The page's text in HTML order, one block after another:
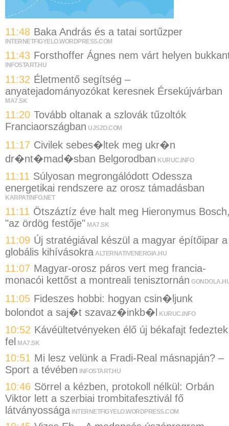
11:48 Baka András és a tatai sortűzper
INTERNETFIGYELO.WORDPRESS.COM
11:43 Forsthoffer Ágnes nem várt helyen
INFOSTART.HU
11:32 Életmentő segítség –
anyatejadományozókat keresnek Érsekújvárban
MA7.SK
11:20 Tovább oltanak a szlovák tűzoltók
Franciaországban UJSZO.COM
11:17 Civilek sebes�ltek meg ukr�n
dr�nt�mad�sban Belgorodban KURUC.INFO
11:11 Súlyosan megrongálódott Odessza
energetikai rendszere az orosz támadásban
KARPATINFO.NET
11:11 Ötszáztíz éve halt meg Hieronymus
"az ördög festője" MA7.SK
11:09 Új stratégiával készül a magyar építőipar a
globális kihívásokra ALTERNATIVENERGIA.HU
11:07 Magyar-orosz páros vert meg francia-
monacói kettőst a montreali tenisztornán
11:05 Fideszes hobbi: hogyan csin�ljunk
bolondot a saj�t szavaz�inkb�l
KURUC.INFO
10:52 Kávéültetvényeken élő új békafajt fedeztek
fel MA7.SK
10:51 Mi lesz velünk a Fradi-Real másnapján? –
Sport a tévében
INFOSTART.HU
10:46 Sörrel a kézben, protokoll nélkül: Orbán
Viktor lett a szerbiai trombitafesztivál fő
látványossága INTERNETFIGYELO.WORDPRESS.COM